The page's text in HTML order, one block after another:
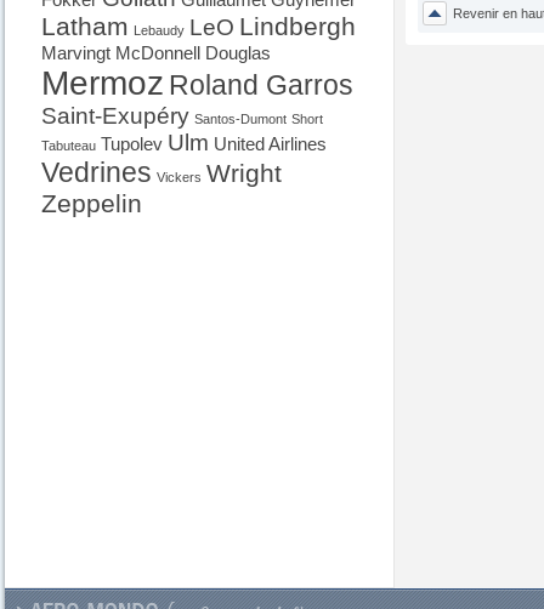
Latham Lebaudy LeO Lindbergh
Marvingt McDonnell Douglas
Mermoz Roland Garros
Saint-Exupéry Santos-Dumont Short
Tabuteau Tupolev Ulm United Airlines
Vedrines Vickers Wright
Zeppelin
Revenir en